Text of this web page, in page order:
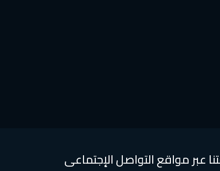
عبر مواقع التواصل الإجتماعى